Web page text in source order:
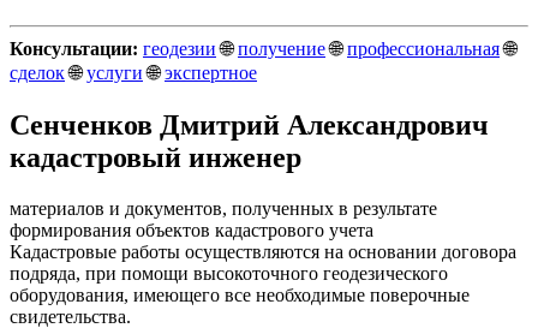
Консультации: геодезии🌐получение🌐профессиональная🌐
сделок🌐услуги🌐экспертное
Сенченков Дмитрий Александрович
кадастровый инженер
материалов и документов, полученных в результате
формирования объектов кадастрового учета
Кадастровые работы осуществляются на основании договора
подряда, при помощи высокоточного геодезического
оборудования, имеющего все необходимые поверочные
свидетельства.